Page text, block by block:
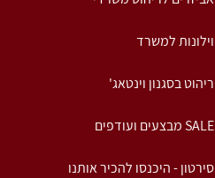
וילונות למשרד
ריהוט בסגנון וינטאג'
SALE מבצעים ועודפים
סירטון - היכנסו להכיר אותנו